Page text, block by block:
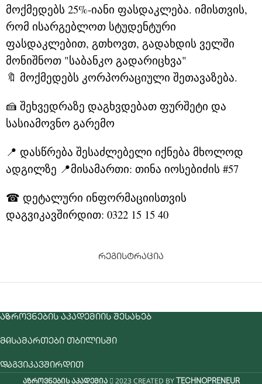
მოქმედებს 25%-იანი ფასდაკლება. იმისთვის,
რომ ისარგებლოთ სტუდენტური
ფასდაკლებით, გთხოვთ, გადახდის ველში
მონიშნოთ "საბანკო გადარიცხვა"
🔖 მოქმედებს კორპორაციული შეთავაზება.
🍰 შეხვედრაზე დაგხვდებათ ფურშეტი და
სასიამოვნო გარემო
📍 დასწრება შესაძლებელი იქნება მხოლოდ
ადგილზე 📍მისამართი: თინა იოსებიძის #57
☎ დეტალური ინფორმაციისთვის
დაგვიკავშირდით: 0322 15 15 40
რეგისტრაცია
ᲐᲖᲠᲝᲕᲜᲔᲑᲘᲡ ᲐᲙᲐᲓᲔᲛᲘᲘᲡ ᲨᲔᲡᲐᲮᲔᲑ
ᲛᲘᲡᲐᲛᲐᲠᲗᲔᲑᲘ ᲗᲑᲘᲚᲘᲡᲨᲘ
ᲓᲐᲒᲕᲘᲙᲐᲕᲨᲘᲠᲓᲘᲗ
აზროვნების აკადემია 2023 CREATED BY TECHNOPRENEUR